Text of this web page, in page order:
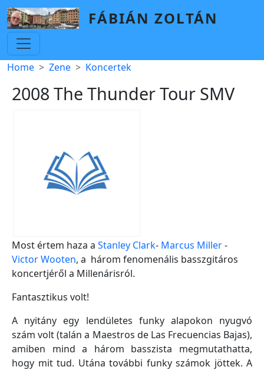
Skip to main content
FÁBIÁN ZOLTÁN
Breadcrumb
Home Zene Koncertek
2008 The Thunder Tour SMV
Most értem haza a Stanley Clark- Marcus Miller-
Victor Wooten, a három fenomenális basszgitáros
koncertjéről a Millenárisról.
Fantasztikus volt!
A nyitány egy lendületes funky alapokon nyugvó
szám volt (talán a Maestros de Las Frecuencias Bajas),
amiben mind a három basszista megmutathatta,
hogy mit tud. Utána további funky számok jöttek. A